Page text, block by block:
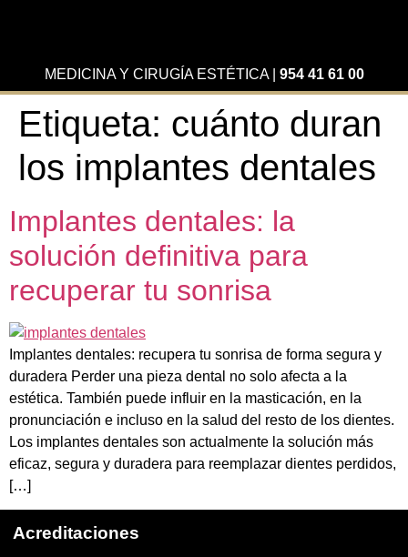
MEDICINA Y CIRUGÍA ESTÉTICA| 954 41 61 00
Etiqueta: cuánto duran
los implantes dentales
Implantes dentales: la
solución definitiva para
recuperar tu sonrisa
Implantes dentales: recupera tu sonrisa de forma segura y
duradera Perder una pieza dental no solo afecta a la
estética. También puede influir en la masticación, en la
pronunciación e incluso en la salud del resto de los dientes.
Los implantes dentales son actualmente la solución más
eficaz, segura y duradera para reemplazar dientes perdidos,
[…]
Acreditaciones